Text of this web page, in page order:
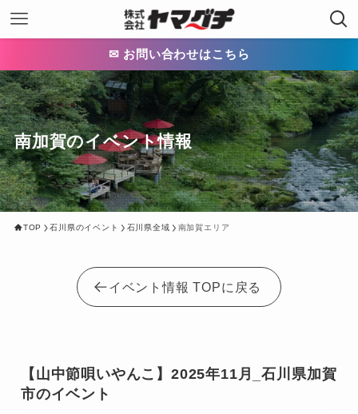
✉ お問い合わせはこちら
南加賀のイベント情報
TOP 石川県のイベント 石川県全域 南加賀エリア
イベント情報 TOPに戻る
【山中節唄いやんこ】2025年11月_石川県加賀
市のイベント